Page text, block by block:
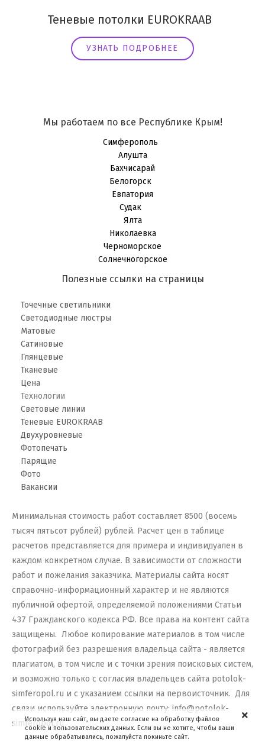
Теневые потолки EUROKRAAB
УЗНАТЬ ПОДРОБНЕЕ
Мы работаем по все Республике Крым!
Симферополь
Алушта
Бахчисарай
Белогорск
Евпатория
Судак
Ялта
Николаевка
Черноморское
Солнечногорское
Полезные ссылки на страницы
Точечные светильники
Светодиодные люстры
Матовые
Сатиновые
Глянцевые
Тканевые
Цена
Технологии
Световые линии
Теневые EUROKRAAB
Двухуровневые
Фотопечать
Парящие
Фото
Вакансии
Минимальная стоимость работ составляет 8500 (восемь
тысяч пятьсот рублей) рублей. Расчет цен в таблице
расчетов представляется для примера и индивидуален в
каждом конкретном случае. В зависимости от сложности
работ и пожелания заказчика. Материалы сайта носят
справочно-информационный характер и не являются
публичной офертой, определяемой положениями Статьи
437 Гражданского кодекса РФ. Все права на контент сайта
защищены. Любое копирование материалов в том числе
фотографий без разрешения владельца сайта - является
плагиатом, в том числе и с точки зрения поисковых систем,
и возможно только с согласия владельцев сайта potolok-
simferopol.ru и с указанием ссылки на первоисточник. Для
связи используйте электронную почту: info@potolok-
simferopol.ru
Используя наш сайт, вы даете согласие на обработку файлов
cookie и пользовательских данных. Если вы не хотите, чтобы ваши
данные обрабатывались, пожалуйста покиньте сайт.